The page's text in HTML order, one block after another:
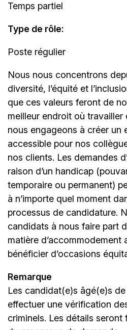
Temps partiel
Type de rôle:
Poste régulier
Nous nous concentrons
diversité, l’équité et
que ces valeurs feront de
meilleur endroit où travailler
nous engageons à créer un
accessible pour nos
nos clients. Les demandes
raison d’un handicap
temporaire ou permanent)
à n’importe quel moment
processus de candidature.
candidats à nous faire part
matière d’accommodement
bénéficier d’occasions
Remarque
Les candidat(e)s âgé(e)s
effectuer une vérification
criminels. Les détails